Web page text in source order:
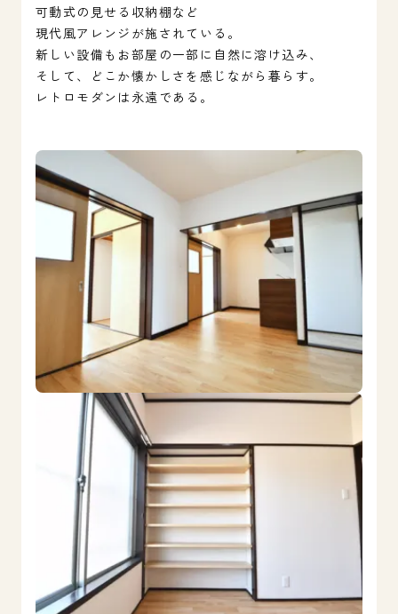
可動式の見せる収納棚など
現代風アレンジが施されている。
新しい設備もお部屋の一部に自然に溶け込み、
そして、どこか懐かしさを感じながら暮らす。
レトロモダンは永遠である。